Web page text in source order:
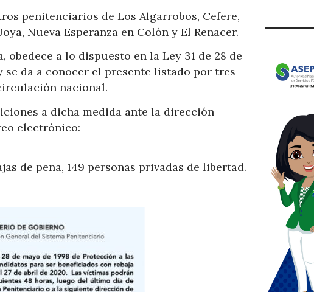
penitenciarios de Los Algarrobos, Cefere,
Nueva Esperanza en Colón y El Renacer.
a lo dispuesto en la Ley 31 de 28 de
da a conocer el presente listado por tres
nacional.
a dicha medida ante la dirección
electrónico:
de pena, 149 personas privadas de libertad.